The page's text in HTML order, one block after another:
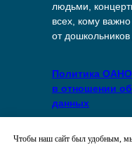
людьми,
всех, кому
от дошкольников
Политика
в отношении
данных
на сайте
Чтобы наш сайт был удобным,